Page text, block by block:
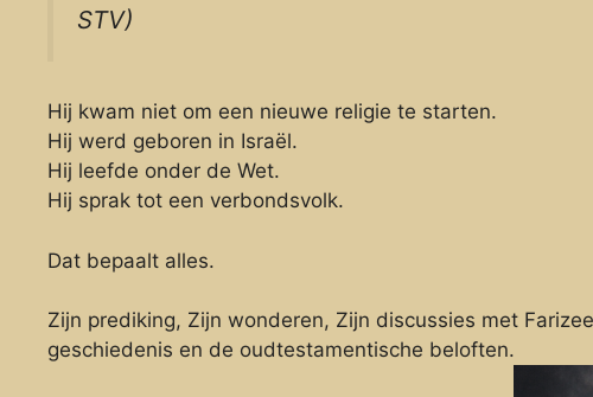
STV)
Hij kwam niet om een nieuwe religie te starten.
Hij werd geboren in Israël.
Hij leefde onder de Wet.
Hij sprak tot een verbondsvolk.
Dat bepaalt alles.
Zijn prediking, Zijn wonderen, Zijn discussies met
geschiedenis en de oudtestamentische beloften.